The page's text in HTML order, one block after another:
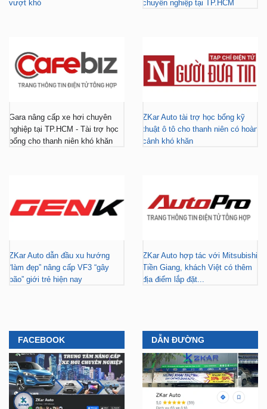
vượt khó chuyên nghiệp tại TP.HCM
Gara nâng cấp xe hơi chuyên
nghiệp tại TP.HCM - Tài trợ học
bổng cho thanh niên khó khăn
ZKar Auto tài trợ học bổng kỹ
thuật ô tô cho thanh niên có hoàn
cảnh khó khăn
ZKar Auto dẫn đầu xu hướng
“làm đẹp” nâng cấp VF3 “gây
bão” giới trẻ hiện nay
ZKar Auto hợp tác với Mitsubishi
Tiền Giang, khách Việt có thêm
địa điểm lắp đặt...
FACEBOOK DẪN ĐƯỜNG